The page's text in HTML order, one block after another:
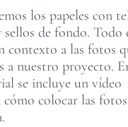
los papeles con
sellos de fondo. Todo
contexto a las fotos
a nuestro proyecto.
se incluye un vídeo
cómo colocar las